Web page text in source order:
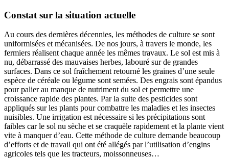
Constat sur la situation actuelle
Au cours des dernières décennies, les méthodes de culture se sont
uniformisées et mécanisées. De nos jours, à travers le monde, les
fermiers réalisent chaque année les mêmes travaux. Le sol est mis à
nu, débarrassé des mauvaises herbes, labouré sur de grandes
surfaces. Dans ce sol fraîchement retourné les graines d’une seule
espèce de céréale ou légume sont semées. Des engrais sont épandus
pour palier au manque de nutriment du sol et permettre une
croissance rapide des plantes. Par la suite des pesticides sont
appliqués sur les plants pour combattre les maladies et les insectes
nuisibles. Une irrigation est nécessaire si les précipitations sont
faibles car le sol nu sèche et se craquèle rapidement et la plante vient
vite à manquer d’eau. Cette méthode de culture demande beaucoup
d’efforts et de travail qui ont été allégés par l’utilisation d’engins
agricoles tels que les tracteurs, moissonneuses…